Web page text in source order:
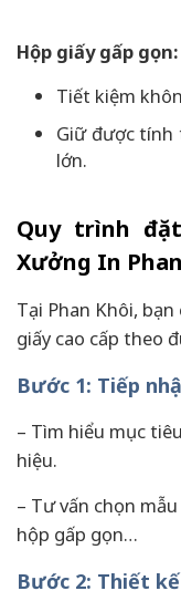
Hộp giấy gấp gọn:
Tiết kiệm
Giữ được tính
lớn.
Quy trình
Xưởng In
Tại Phan Khôi,
giấy cao cấp theo
Bước 1: Tiếp
– Tìm hiểu mục
hiệu.
– Tư vấn chọn
hộp gấp gọn…
Bước 2: Thiết